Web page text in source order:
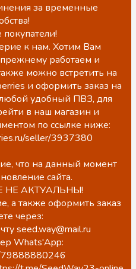
за временные
к нам. Хотим Вам
работаем и
можно встретить на
и оформить заказ на
удобный ПВЗ, для
в наш магазин и
по ссылке ниже:
seller/3937380
что на данный момент
сайта.
НЕ АКТУАЛЬНЫ!
а также оформить заказ
через:
seed.way@mail.ru
Whats'App: